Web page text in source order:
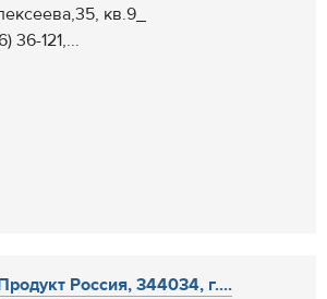
кв.9_
36-121,...
Россия, 344034, г....